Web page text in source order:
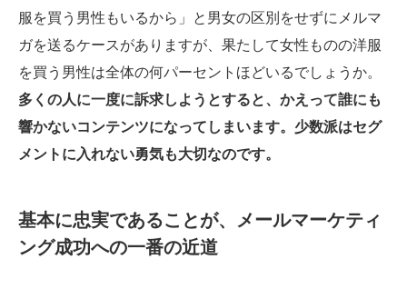
服を買う男性もいるから」と男女の区別をせずにメルマ
ガを送るケースがありますが、果たして女性ものの洋服
を買う男性は全体の何パーセントほどいるでしょうか。
多くの人に一度に訴求しようとすると、かえって誰にも
響かないコンテンツになってしまいます。少数派はセグ
メントに入れない勇気も大切なのです。
基本に忠実であることが、メールマーケティ
ング成功への一番の近道